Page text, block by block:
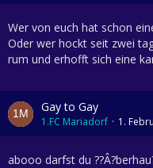
Wer von euch hat schon
Oder wer hockt seit zwei
rum und erhofft sich eine
Gay to Gay
1.FC Mariadorf 1.
abooo darfst du